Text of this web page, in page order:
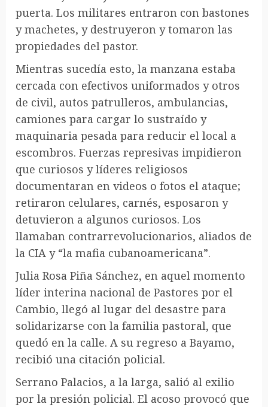
puerta. Los militares entraron con bastones
y machetes, y destruyeron y tomaron las
propiedades del pastor.
Mientras sucedía esto, la manzana estaba
cercada con efectivos uniformados y otros
de civil, autos patrulleros, ambulancias,
camiones para cargar lo sustraído y
maquinaria pesada para reducir el local a
escombros. Fuerzas represivas impidieron
que curiosos y líderes religiosos
documentaran en videos o fotos el ataque;
retiraron celulares, carnés, esposaron y
detuvieron a algunos curiosos. Los
llamaban contrarrevolucionarios, aliados de
la CIA y “la mafia cubanoamericana”.
Julia Rosa Piña Sánchez, en aquel momento
líder interina nacional de Pastores por el
Cambio, llegó al lugar del desastre para
solidarizarse con la familia pastoral, que
quedó en la calle. A su regreso a Bayamo,
recibió una citación policial.
Serrano Palacios, a la larga, salió al exilio
por la presión policial. El acoso provocó que